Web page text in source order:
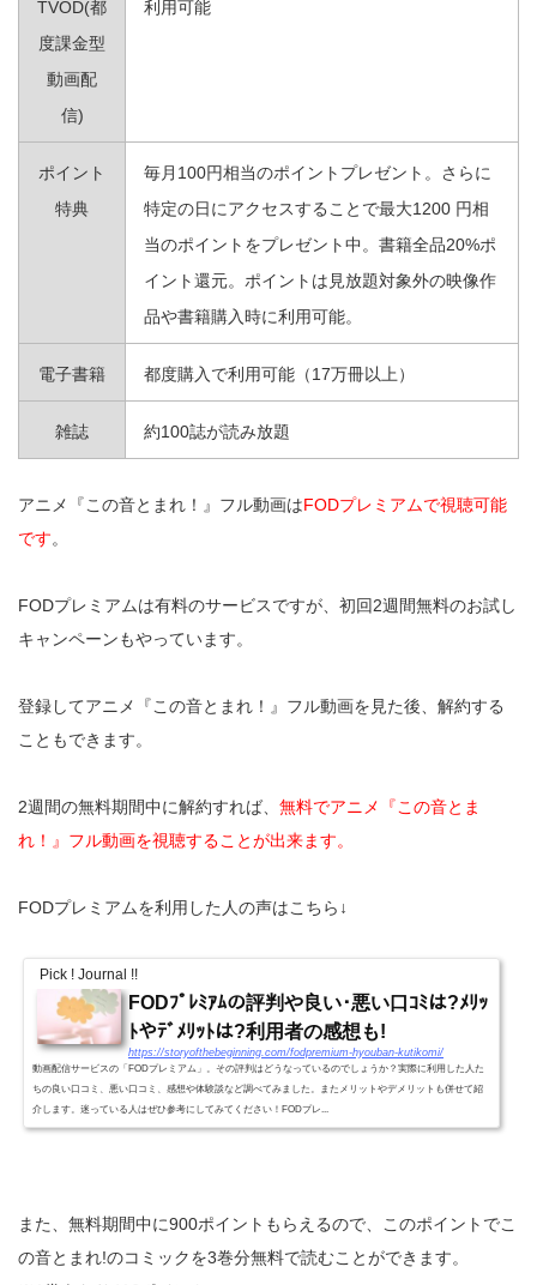
TVOD(都
度課金型
動画配
信)
利用可能
ポイント
特典
毎月100円相当のポイントプレゼント。さらに
特定の日にアクセスすることで最大1200 円相
当のポイントをプレゼント中。書籍全品20%ポ
イント還元。ポイントは見放題対象外の映像作
品や書籍購入時に利用可能。
電子書籍 都度購入で利用可能（17万冊以上）
雑誌 約100誌が読み放題
アニメ『この音とまれ！』フル動画はFODプレミアムで視聴可能
です。
FODプレミアムは有料のサービスですが、初回2週間無料のお試し
キャンペーンもやっています。
登録してアニメ『この音とまれ！』フル動画を見た後、解約する
こともできます。
2週間の無料期間中に解約すれば、 無料でアニメ『この音とま
れ！』フル動画を視聴することが出来ます。
FODプレミアムを利用した人の声はこちら↓
Pick ! Journal !!
FODﾌﾟﾚﾐｱﾑの評判や良い･悪い口ｺﾐは?ﾒﾘｯ
ﾄやﾃﾞﾒﾘｯﾄは?利用者の感想も!
https://storyofthebeginning.com/fodpremium-hyouban-kutikomi/
動画配信サービスの「FODプレミアム」。その評判はどうなっているのでしょうか？実際に利用した人た
ちの良い口コミ、悪い口コミ、感想や体験談など調べてみました。またメリットやデメリットも併せて紹
介します。迷っている人はぜひ参考にしてみてください！FODプレ...
また、無料期間中に900ポイントもらえるので、このポイントでこ
の音とまれ!のコミックを3巻分無料で読むことができます。